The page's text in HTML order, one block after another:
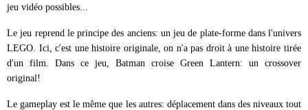
jeu vidéo possibles...
Le jeu reprend le principe des anciens: un jeu de plate-forme dans l'univers
LEGO. Ici, c'est une histoire originale, on n'a pas droit à une histoire tirée
d'un film. Dans ce jeu, Batman croise Green Lantern: un crossover
original!
Le gameplay est le même que les autres: déplacement dans des niveaux tout